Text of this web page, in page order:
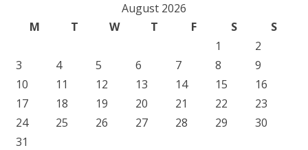
August 2026
M
T W T F S
S
1
2
3
4 5 6 7 8
9
10
11 12 13 14 15
16
17
18 19 20 21 22
23
24
25 26 27 28 29
30
31